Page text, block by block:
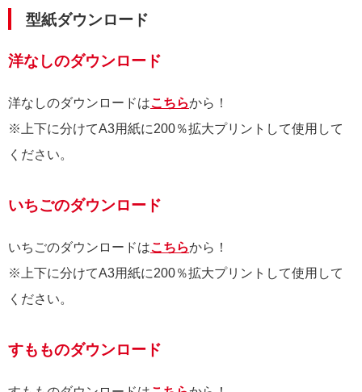
型紙ダウンロード
洋なしのダウンロード
洋なしのダウンロードはこちらから！
※上下に分けてA3用紙に200％拡大プリントして使用して
ください。
いちごのダウンロード
いちごのダウンロードはこちらから！
※上下に分けてA3用紙に200％拡大プリントして使用して
ください。
すもものダウンロード